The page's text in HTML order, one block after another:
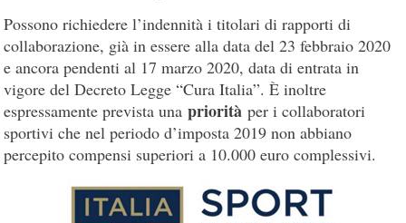
Possono richiedere l’indennità i titolari di rapporti di
collaborazione, già in essere alla data del 23 febbraio 2020
e ancora pendenti al 17 marzo 2020, data di entrata in
vigore del Decreto Legge “Cura Italia”. È inoltre
espressamente prevista unapriorità per i collaboratori
sportivi che nel periodo d’imposta 2019 non abbiano
percepito compensi superiori a 10.000 euro complessivi.